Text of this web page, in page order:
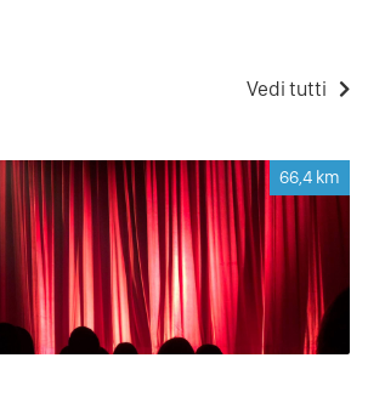
Vedi tutti
66,4 km